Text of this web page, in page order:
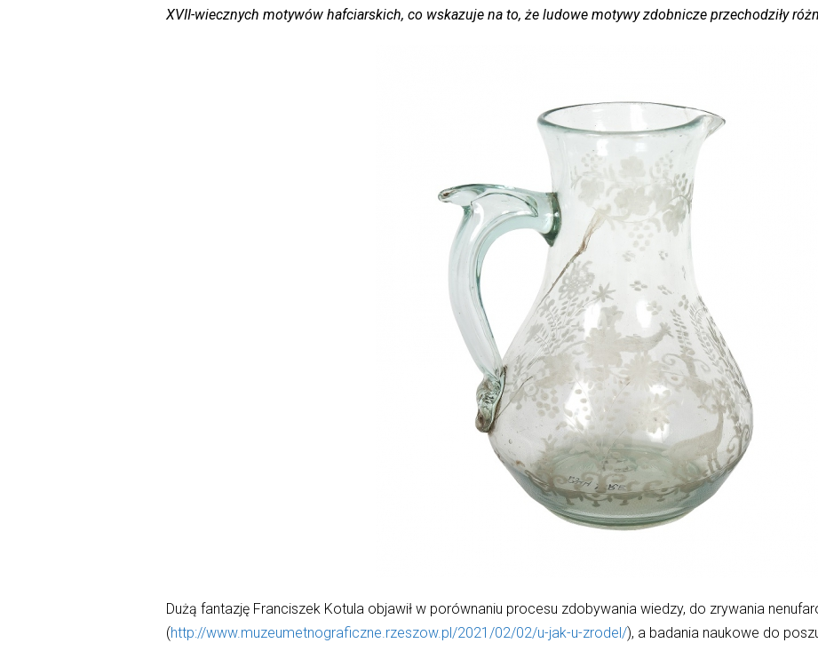
XVII-wiecznych motywów hafciarskich, co wskazuje na to, że ludowe motywy zdobnicze przechodziły
Dużą fantazję Franciszek Kotula objawił w porównaniu procesu zdobywania wiedzy, do zrywania
(http://www.muzeumetnograficzne.rzeszow.pl/2021/02/02/u-jak-u-zrodel/), a badania naukowe do